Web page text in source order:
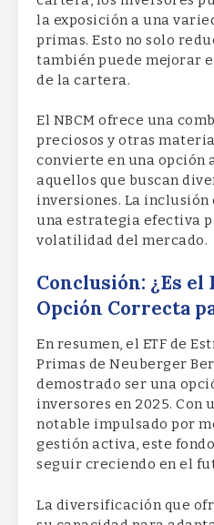
la exposición a una
primas. Esto no solo
también puede mejorar
de la cartera.
El NBCM ofrece una
preciosos y otras
convierte en una opción
aquellos que buscan
inversiones. La inclusión
una estrategia efectiva
volatilidad del mercado.
Conclusión: ¿Es el
Opción Correcta
En resumen, el ETF de
Primas de Neuberger
demostrado ser una
inversores en 2025. Con
notable impulsado por
gestión activa, este
seguir creciendo en el
La diversificación que